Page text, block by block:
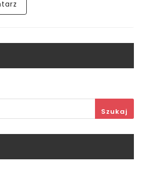
Szukaj